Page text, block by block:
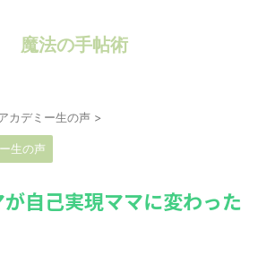
魔法の手帖術
カデミー生の声 >
生の声
自己実現ママに変わった